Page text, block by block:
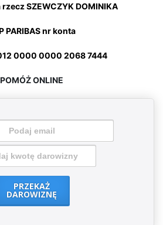
SZEWCZYK DOMINIKA
PARIBAS nr konta
0000 0000 2068 7444
POMÓŻ ONLINE
PRZEKAŻ
DAROWIZNĘ